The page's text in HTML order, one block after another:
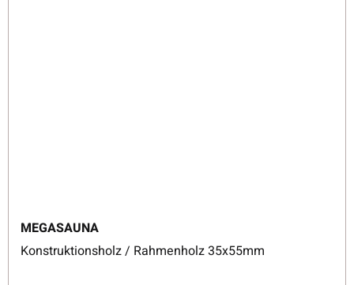
MEGASAUNA
Konstruktionsholz / Rahmenholz 35x55mm